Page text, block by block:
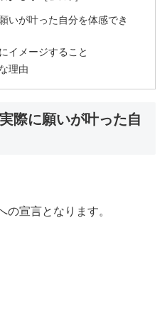
いが叶った自分を体感でき
イメージすること
理由
際に願いが叶った自
の宣言となります。